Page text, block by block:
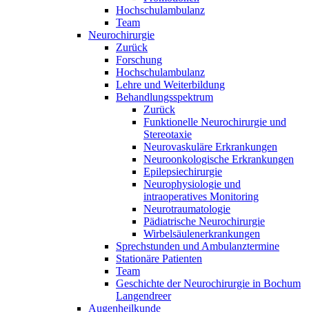
Hochschulambulanz
Team
Neurochirurgie
Zurück
Forschung
Hochschulambulanz
Lehre und Weiterbildung
Behandlungsspektrum
Zurück
Funktionelle Neurochirurgie und
Stereotaxie
Neurovaskuläre Erkrankungen
Neuroonkologische Erkrankungen
Epilepsiechirurgie
Neurophysiologie und
intraoperatives Monitoring
Neurotraumatologie
Pädiatrische Neurochirurgie
Wirbelsäulenerkrankungen
Sprechstunden und Ambulanztermine
Stationäre Patienten
Team
Geschichte der Neurochirurgie in Bochum
Langendreer
Augenheilkunde